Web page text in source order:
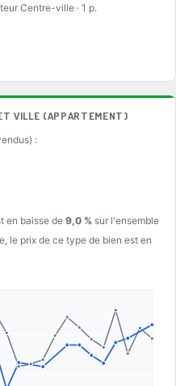
Centre-ville · 1 p.
VILLE (APPARTEMENT)
:
en baisse de 9,0 % sur l'ensemble
le prix de ce type de bien est en